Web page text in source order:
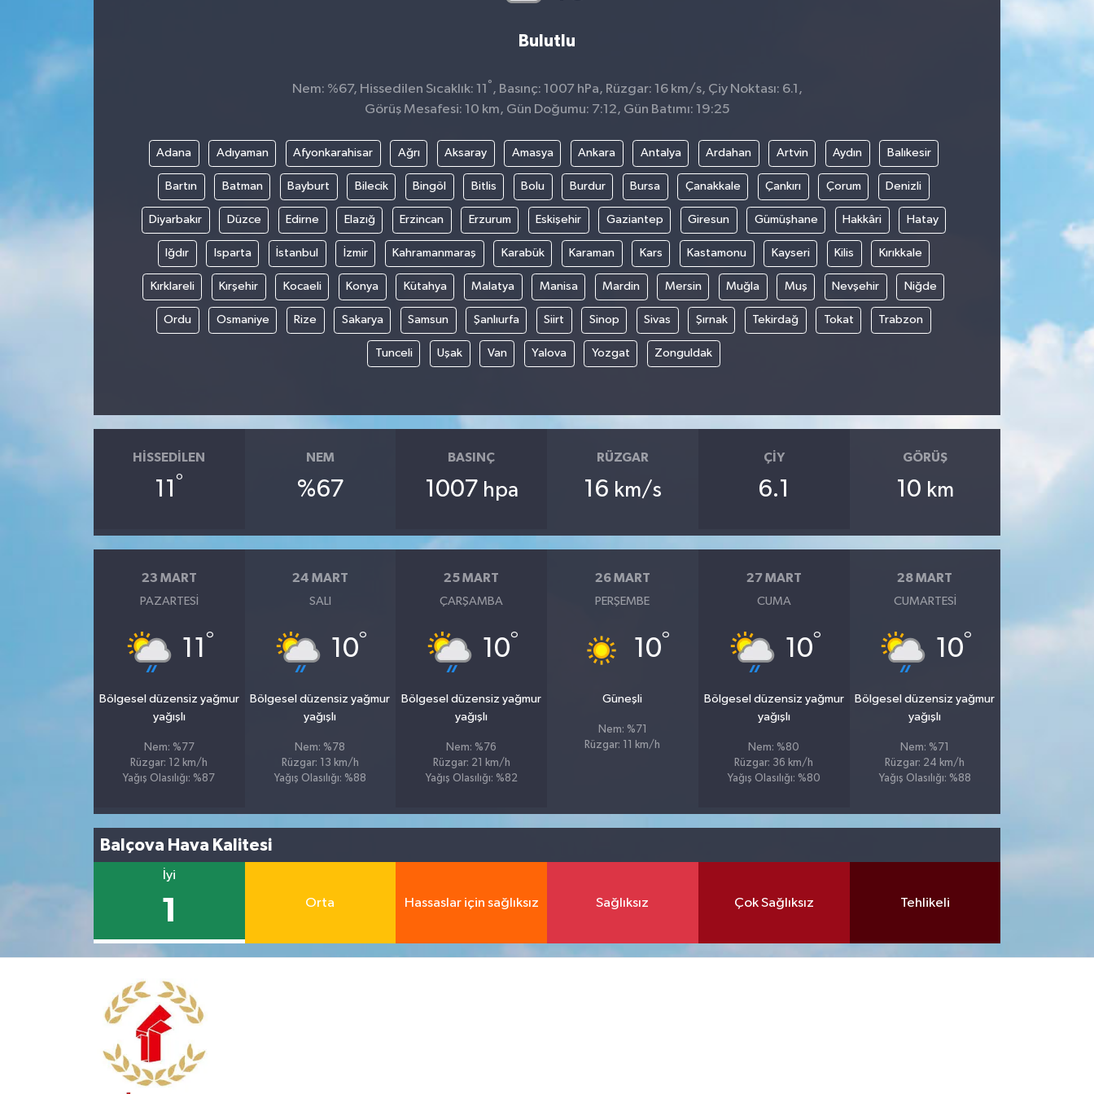
Bulutlu
Nem: %67, Hissedilen Sıcaklık: 11 ° , Basınç: 1007 hPa, Rüzgar: 16 km/s, Çiy Noktası: 6.1,
Görüş Mesafesi: 10 km, Gün Doğumu: 7:12, Gün Batımı: 19:25
Adana Adıyaman Afyonkarahisar Ağrı Aksaray Amasya Ankara Antalya Ardahan Artvin Aydın Balıkesir
Bartın Batman Bayburt Bilecik Bingöl Bitlis Bolu Burdur Bursa Çanakkale Çankırı Çorum Denizli
Diyarbakır Düzce Edirne Elazığ Erzincan Erzurum Eskişehir Gaziantep Giresun Gümüşhane Hakkâri Hatay
Iğdır Isparta İstanbul İzmir Kahramanmaraş Karabük Karaman Kars Kastamonu Kayseri Kilis Kırıkkale
Kırklareli Kırşehir Kocaeli Konya Kütahya Malatya Manisa Mardin Mersin Muğla Muş Nevşehir Niğde
Ordu Osmaniye Rize Sakarya Samsun Şanlıurfa Siirt Sinop Sivas Şırnak Tekirdağ Tokat Trabzon
Tunceli Uşak Van Yalova Yozgat Zonguldak
HISSEDILEN
11°
NEM
%67
BASINÇ
1007 hpa
RÜZGAR
16 km/s
ÇIY
6.1
GÖRÜŞ
10 km
23 MART
PAZARTESI
11 °
Bölgesel düzensiz yağmur
yağışlı
Nem: %77
Rüzgar: 12 km/h
Yağış Olasılığı: %87
24 MART
SALI
10°
Bölgesel düzensiz yağmur
yağışlı
Nem: %78
Rüzgar: 13 km/h
Yağış Olasılığı: %88
25 MART
ÇARŞAMBA
10°
Bölgesel düzensiz yağmur
yağışlı
Nem: %76
Rüzgar: 21 km/h
Yağış Olasılığı: %82
26 MART
PERŞEMBE
10°
Güneşli
Nem: %71
Rüzgar: 11 km/h
27 MART
CUMA
10°
Bölgesel düzensiz yağmur
yağışlı
Nem: %80
Rüzgar: 36 km/h
Yağış Olasılığı: %80
28 MART
CUMARTESI
10°
Bölgesel düzensiz yağmur
yağışlı
Nem: %71
Rüzgar: 24 km/h
Yağış Olasılığı: %88
Balçova Hava Kalitesi
İyi
1 Orta Hassaslar için sağlıksız Sağlıksız Çok Sağlıksız Tehlikeli
PROJELER İNGİLİZCE
YEREL MEDYA RAPORU